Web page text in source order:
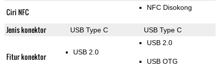
Ciri NFC NFC Disokong
Jenis konektor USB Type C USB Type C
Fitur konektor USB 2.0
USB 2.0
USB OTG